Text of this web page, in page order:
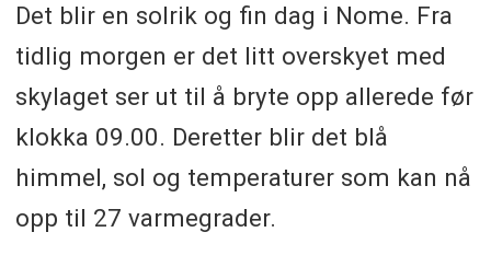
Det blir en solrik og fin dag i Nome. Fra
tidlig morgen er det litt overskyet med
skylaget ser ut til å bryte opp allerede før
klokka 09.00. Deretter blir det blå
himmel, sol og temperaturer som kan nå
opp til 27 varmegrader.